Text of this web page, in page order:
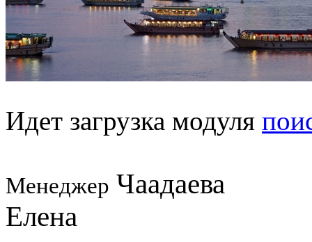
Идет загрузка модуля
Менеджер Чаадаева
Елена